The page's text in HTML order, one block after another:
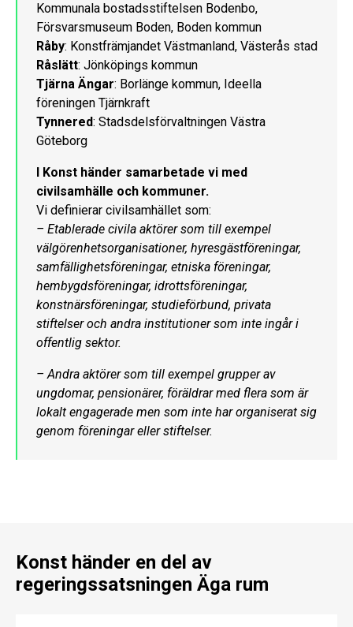
Kommunala bostadsstiftelsen Bodenbo,
Försvarsmuseum Boden, Boden kommun
Råby: Konstfrämjandet Västmanland, Västerås stad
Råslätt: Jönköpings kommun
Tjärna Ängar: Borlänge kommun, Ideella
föreningen Tjärnkraft
Tynnered: Stadsdelsförvaltningen Västra
Göteborg
I Konst händer samarbetade vi med
civilsamhälle och kommuner.
Vi definierar civilsamhället som:
– Etablerade civila aktörer som till exempel
välgörenhetsorganisationer, hyresgästföreningar,
samfällighetsföreningar, etniska föreningar,
hembygdsföreningar, idrottsföreningar,
konstnärsföreningar, studieförbund, privata
stiftelser och andra institutioner som inte ingår i
offentlig sektor.
– Andra aktörer som till exempel grupper av
ungdomar, pensionärer, föräldrar med flera som är
lokalt engagerade men som inte har organiserat sig
genom föreningar eller stiftelser.
Konst händer en del av
regeringssatsningen Äga rum